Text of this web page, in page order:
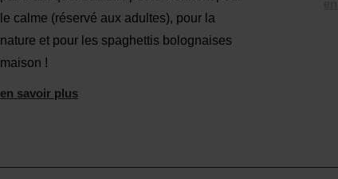
le calme (réservé aux adultes), pour la
nature et pour les spaghettis bolognaises
maison !
en savoir plus